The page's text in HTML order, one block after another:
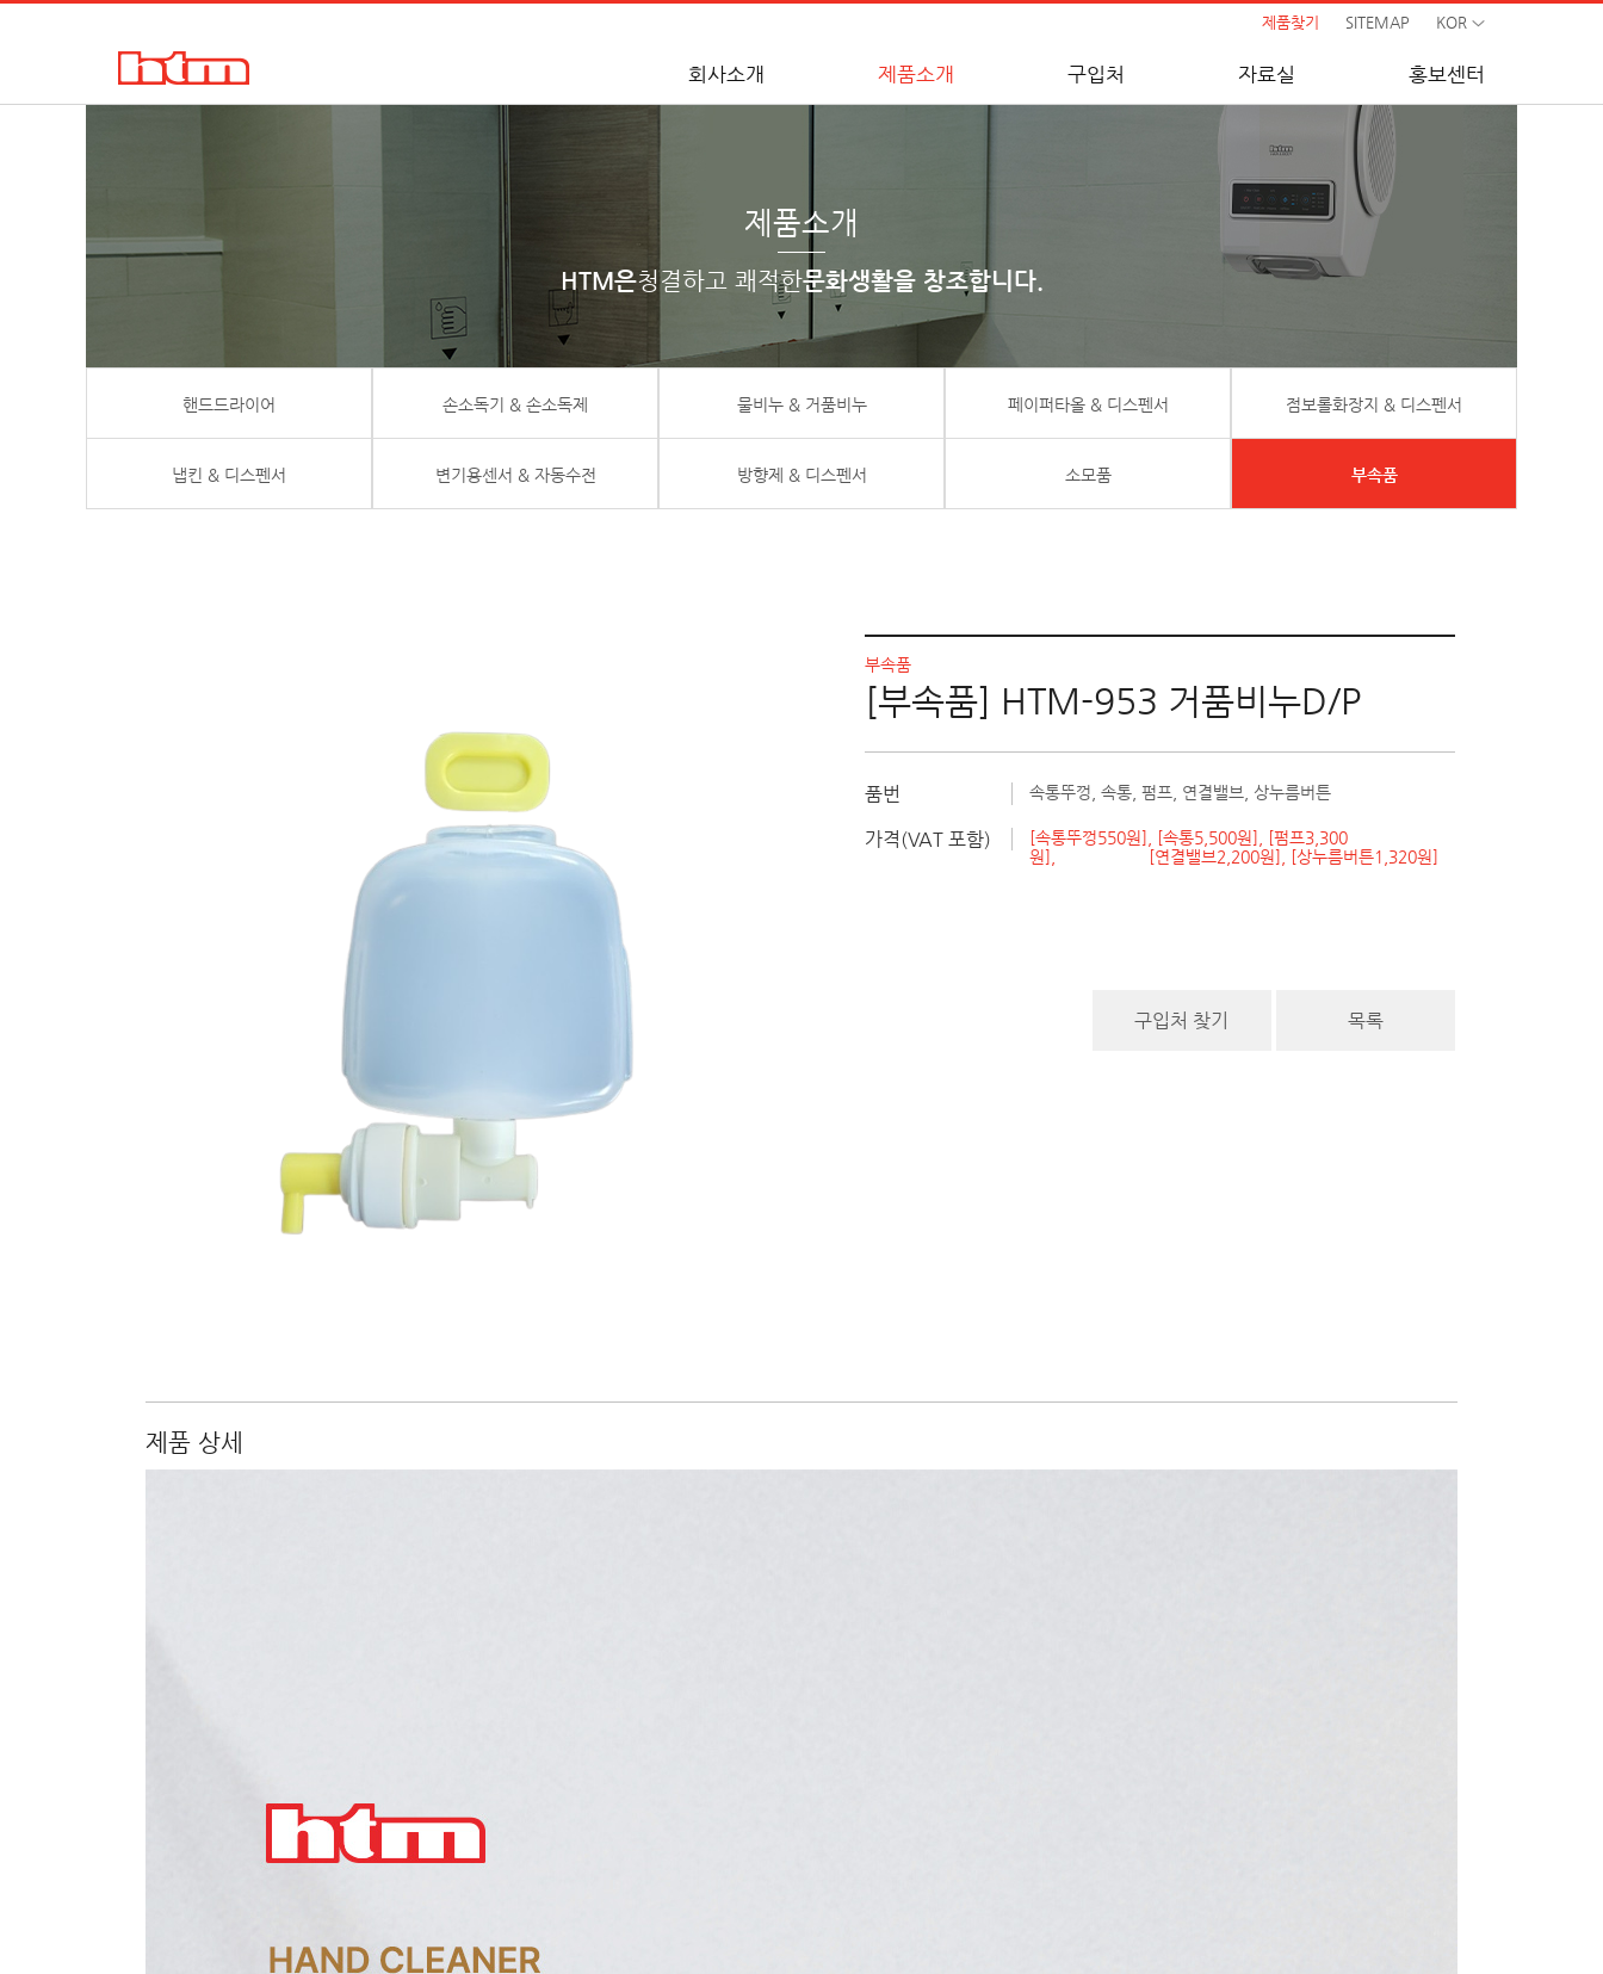
제품찾기 SITEMAP KOR
회사소개 제품소개 구입처 자료실 홍보센터
제품소개
HTM은청결하고 쾌적한문화생활을 창조합니다.
핸드드라이어 손소독기 & 손소독제 물비누 & 거품비누 페이퍼타올 & 디스펜서 점보롤화장지 & 디스펜서
냅킨 & 디스펜서 변기용센서 & 자동수전 방향제 & 디스펜서 소모품 부속품
부속품
[부속품] HTM-953 거품비누D/P
품번 속통뚜껑, 속통, 펌프, 연결밸브, 상누름버튼
가격(VAT 포함)
[속통뚜껑550원], [속통5,500원], [펌프3,300
원], [연결밸브2,200원], [상누름버튼1,320원]
구입처 찾기 목록
제품 상세